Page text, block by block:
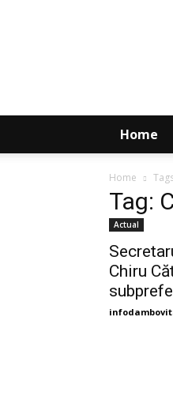
Home
Home
Tag:
Actual
Chiru